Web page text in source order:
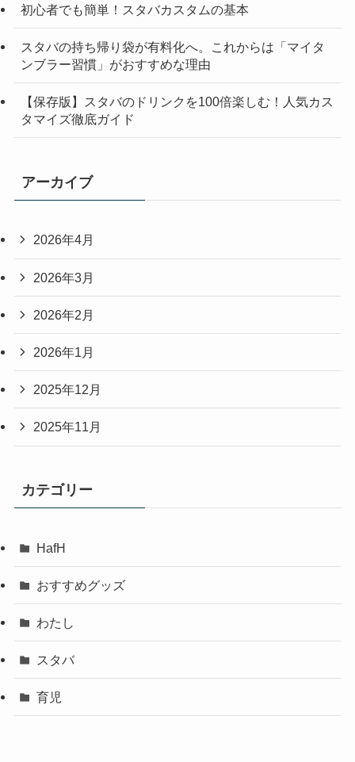
初心者でも簡単！スタバカスタムの基本
スタバの持ち帰り袋が有料化へ。これからは「マイタ
ンブラー習慣」がおすすめな理由
【保存版】スタバのドリンクを100倍楽しむ！人気カス
タマイズ徹底ガイド
アーカイブ
2026年4月
2026年3月
2026年2月
2026年1月
2025年12月
2025年11月
カテゴリー
HafH
おすすめグッズ
わたし
スタバ
育児